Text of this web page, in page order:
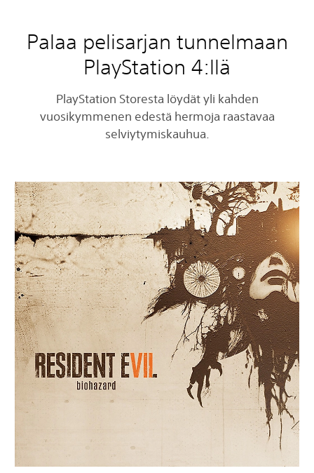
Palaa pelisarjan tunnelmaan
PlayStation 4:llä
PlayStation Storesta löydät yli kahden
vuosikymmenen edestä hermoja raastavaa
selviytymiskauhua.